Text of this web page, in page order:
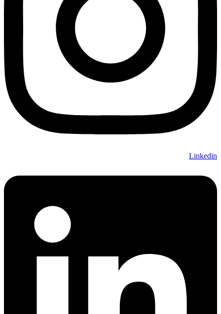
Linkedin